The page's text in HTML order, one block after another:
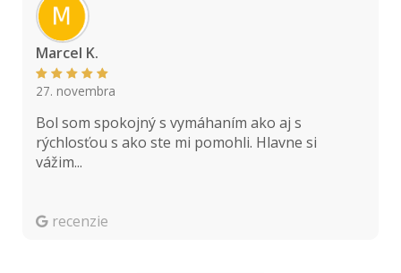
M a r c e l K .
27. novembra
Bol som spokojný s vymáhaním ako aj s
rýchlosťou s ako ste mi pomohli. Hlavne si
vážim...
recenzie